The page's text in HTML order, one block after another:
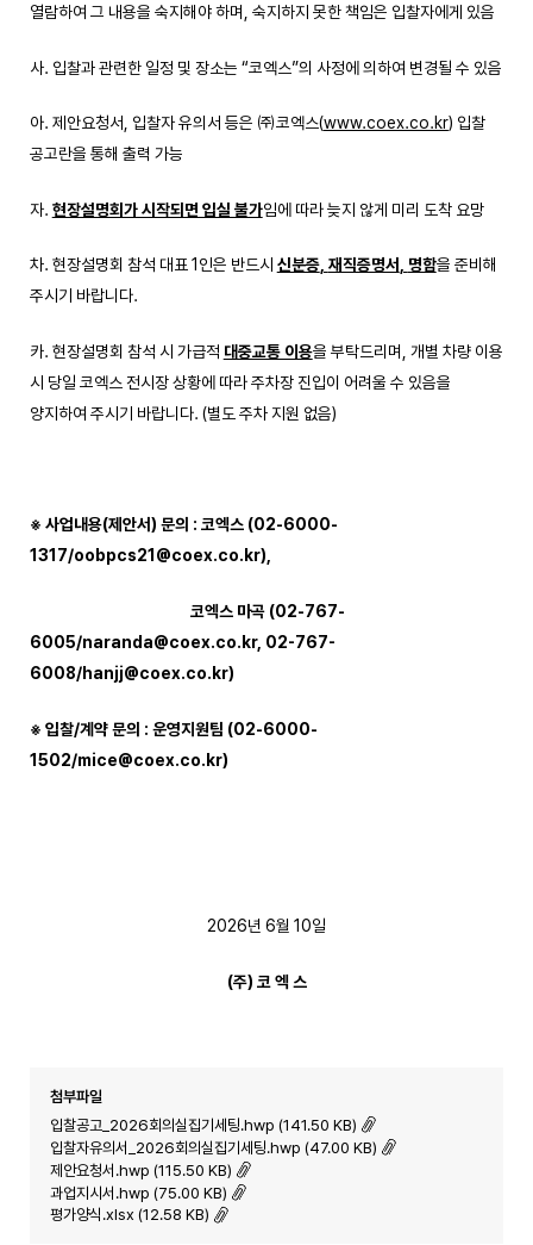
열람하여 그 내용을 숙지해야 하며, 숙지하지 못한 책임은 입찰자에게 있음
사. 입찰과 관련한 일정 및 장소는 “코엑스”의 사정에 의하여 변경될 수 있음
아. 제안요청서, 입찰자 유의서 등은 ㈜코엑스(www.coex.co.kr) 입찰
공고란을 통해 출력 가능
자. 현장설명회가 시작되면 입실 불가임에 따라 늦지 않게 미리 도착 요망
차. 현장설명회 참석 대표 1인은 반드시 신분증, 재직증명서 , 명함을 준비해
주시기 바랍니다.
카. 현장설명회 참석 시 가급적 대중교통 이용을 부탁드리며, 개별 차량 이용
시 당일 코엑스 전시장 상황에 따라 주차장 진입이 어려울 수 있음을
양지하여 주시기 바랍니다. (별도 주차 지원 없음)
※ 사업내용(제안서) 문의 : 코엑스 (02-6000-
1317/oobpcs21@coex.co.kr),
코엑스 마곡 (02-767-
6005/naranda@coex.co.kr, 02-767-
6008/hanjj@coex.co.kr)
※ 입찰/계약 문의 : 운영지원팀 (02-6000-
1502/mice@coex.co.kr)
2026년 6월 10일
(주) 코 엑 스
첨부파일
입찰공고_2026회의실집기세팅.hwp (141.50 KB)
입찰자유의서_2026회의실집기세팅.hwp (47.00 KB)
제안요청서.hwp (115.50 KB)
과업지시서.hwp (75.00 KB)
평가양식.xlsx (12.58 KB)